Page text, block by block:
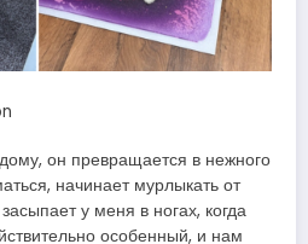
он превращается в нежного
начинает мурлыкать от
у меня в ногах, когда
особенный, и нам